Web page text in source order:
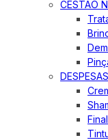
CESTÃO